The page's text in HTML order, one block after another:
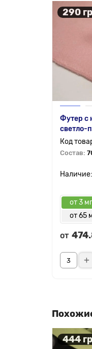
290
Футер с
светло-
Состав:
от 3
от 65
от
444